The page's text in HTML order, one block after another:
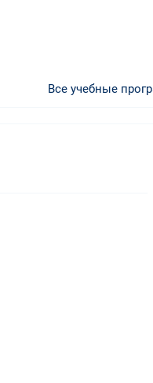
Все учебные